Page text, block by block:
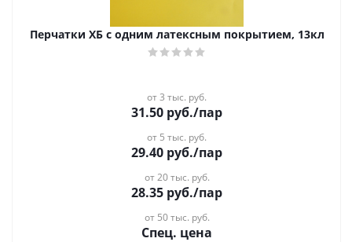
Перчатки ХБ с одним латексным покрытием, 13кл
от 3 тыс. руб.
31.50 руб./пар
от 5 тыс. руб.
29.40 руб./пар
от 20 тыс. руб.
28.35 руб./пар
от 50 тыс. руб.
Спец. цена